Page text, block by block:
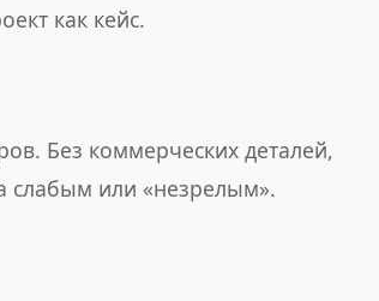
как кейс.
Без коммерческих деталей,
слабым или «незрелым».